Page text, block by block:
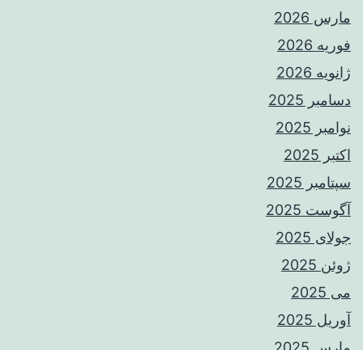
مارس 2026
فوریه 2026
ژانویه 2026
دسامبر 2025
نوامبر 2025
اکتبر 2025
سپتامبر 2025
آگوست 2025
جولای 2025
ژوئن 2025
می 2025
آوریل 2025